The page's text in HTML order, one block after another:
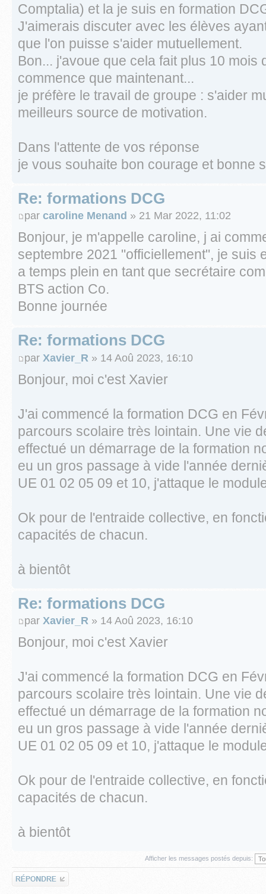
Comptalia) et la je suis en formation
J'aimerais discuter avec les élèves
que l'on puisse s'aider mutuellement.
Bon... j'avoue que cela fait plus 10 mois
commence que maintenant...
je préfère le travail de groupe : s'aider
meilleurs source de motivation.
Dans l'attente de vos réponse
je vous souhaite bon courage et bonne
Re: formations DCG
par caroline Menand » 21 Mar 2022, 11:02
Bonjour, je m'appelle caroline, j ai
septembre 2021 "officiellement", je suis
a temps plein en tant que secrétaire
BTS action Co.
Bonne journée
Re: formations DCG
par Xavier_R » 14 Aoû 2023, 16:10
Bonjour, moi c'est Xavier
J'ai commencé la formation DCG en
parcours scolaire très lointain. Une vie
effectué un démarrage de la formation
eu un gros passage à vide l'année
UE 01 02 05 09 et 10, j'attaque le
Ok pour de l'entraide collective, en
capacités de chacun.
à bientôt
Re: formations DCG
par Xavier_R » 14 Aoû 2023, 16:10
Bonjour, moi c'est Xavier
J'ai commencé la formation DCG en
parcours scolaire très lointain. Une vie
effectué un démarrage de la formation
eu un gros passage à vide l'année
UE 01 02 05 09 et 10, j'attaque le
Ok pour de l'entraide collective, en
capacités de chacun.
à bientôt
Afficher les messages postés depuis:
Répondre